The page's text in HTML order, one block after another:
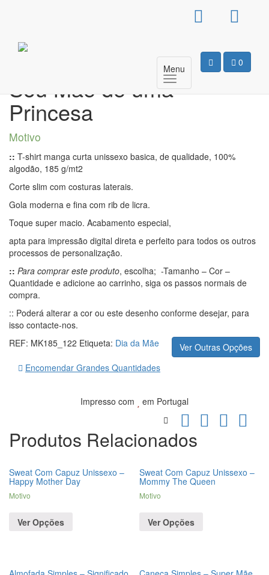
0
Menu
T-Shirt Básica Unissexo –
Não Sou Rainha, mas
Sou Mãe de uma
Princesa
Motivo
:: T-shirt manga curta unissexo basica, de qualidade, 100%
algodão, 185 g/mt2
Corte slim com costuras laterais.
Gola moderna e fina com rib de licra.
Toque super macio. Acabamento especial,
apta para impressão digital direta e perfeito para todos os outros
processos de personalização.
:: Para comprar este produto, escolha; -Tamanho – Cor –
Quantidade e adicione ao carrinho, siga os passos normais de
compra.
:: Poderá alterar a cor ou este desenho conforme desejar, para
isso contacte-nos.
Ver Outras Opções
REF: MK185_122 Etiqueta: Dia da Mãe
Encomendar Grandes Quantidades
Impresso com em Portugal
Produtos Relacionados
Sweat Com Capuz Unissexo –
Happy Mother Day
Motivo
Ver Opções
Sweat Com Capuz Unissexo –
Mommy The Queen
Motivo
Ver Opções